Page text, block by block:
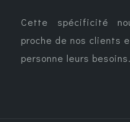
Cette spécificité
proche de nos clients
personne leurs besoins.